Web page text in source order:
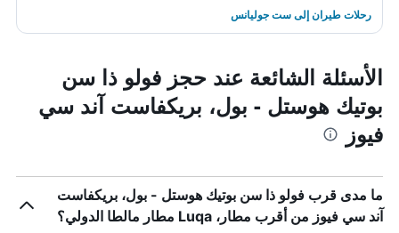
رحلات طيران إلى ست جوليانس
الأسئلة الشائعة عند حجز فولو ذا سن
بوتيك هوستل - بول، بريكفاست آند سي
فيوز
ما مدى قرب فولو ذا سن بوتيك هوستل - بول، بريكفاست
آند سي فيوز من أقرب مطار، Luqa مطار مالطا الدولي؟